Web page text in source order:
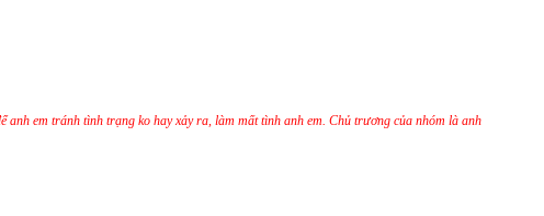
anh em tránh tình trạng ko hay xảy ra, làm mất tình anh em. Chủ trương của nhóm là anh